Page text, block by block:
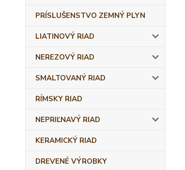
PRÍSLUŠENSTVO ZEMNÝ PLYN
LIATINOVÝ RIAD
NEREZOVÝ RIAD
SMALTOVANÝ RIAD
RÍMSKY RIAD
NEPRIĽNAVÝ RIAD
KERAMICKÝ RIAD
DREVENÉ VÝROBKY